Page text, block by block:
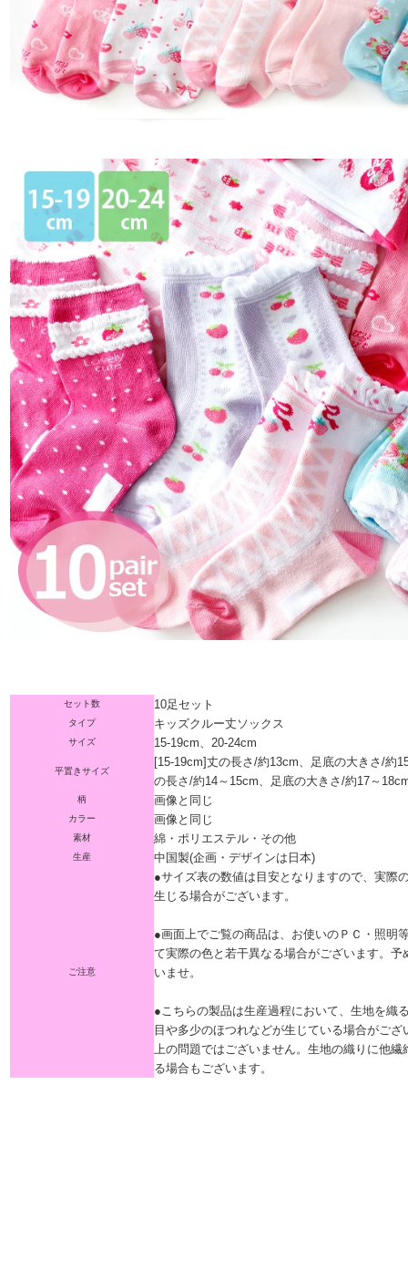
セット数 10足セット
タイプ キッズクルー丈ソックス
サイズ 15-19cm、20-24cm
平置きサイズ
[15-19cm]丈の長さ/約13cm、足底の大きさ/約
の長さ/約14～15cm、足底の大きさ/約17～
柄 画像と同じ
カラー 画像と同じ
素材 綿・ポリエステル・その他
生産 中国製(企画・デザインは日本)
ご注意
●サイズ表の数値は目安となりますので、実際
生じる場合がございます。
●画面上でご覧の商品は、お使いのＰＣ・照明
て実際の色と若干異なる場合がございます。予
いませ。
●こちらの製品は生産過程において、生地を織
目や多少のほつれなどが生じている場合がござ
上の問題ではございません。生地の織りに他繊
る場合もございます。